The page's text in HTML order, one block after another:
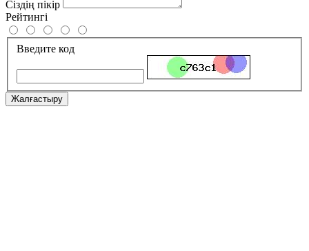
Сіздің пікір
Рейтингі
Введите код
Жалғастыру